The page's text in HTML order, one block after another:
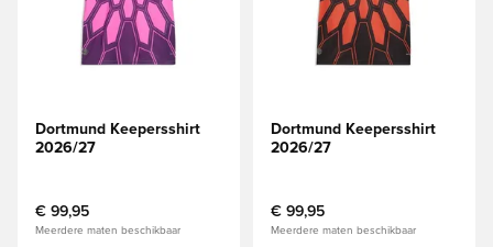
Dortmund Keepersshirt
2026/27
€ 99,95
Meerdere maten beschikbaar
Dortmund Keepersshirt
2026/27
€ 99,95
Meerdere maten beschikbaar